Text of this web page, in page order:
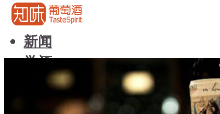
联系我们
知味荐酒
新闻
学酒
基础知识
品种
知味荐酒
新闻